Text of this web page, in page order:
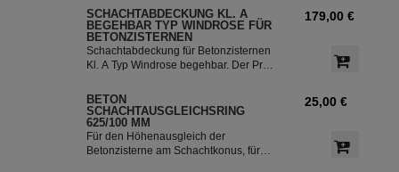
als Aufpreis zu der in der Betonzisterne
enthaltenen Schachtabdeckung Kl. A.
Bitte beachten Sie: Dieser Artikel ist nur
in Verbindung mit der Lieferung einer
Betonzisterne bestellbar!
SCHACHTABDECKUNG KL. A
BEGEHBAR TYP WINDROSE FÜR
BETONZISTERNEN
Schachtabdeckung für Betonzisternen
Kl. A Typ Windrose begehbar. Der Preis
Betonzisterne enthaltenen
Schachtabdeckung Kl. A. Bitte
beachten Sie: Dieser Artikel ist nur in
Verbindung mit der Lieferung einer
Betonzisterne bestellbar!
179,00 €
BETON
SCHACHTAUSGLEICHSRING
625/100 MM
Für den Höhenausgleich der
Betonzisterne am Schachtkonus, für
25,00 €